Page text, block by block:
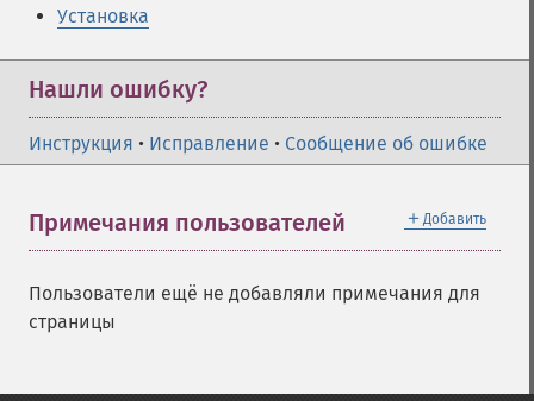
Установка
Нашли ошибку?
Инструкция • Исправление • Сообщение об ошибке
＋ Добавить
Примечания пользователей
Пользователи ещё не добавляли примечания для
страницы